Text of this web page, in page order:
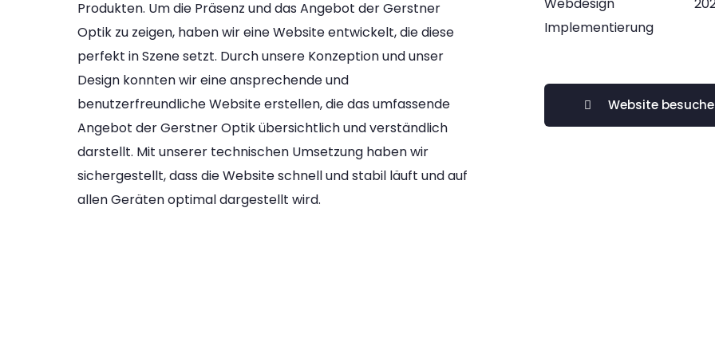
Produkten. Um die Präsenz und das Angebot der Gerstner
Optik zu zeigen, haben wir eine Website entwickelt, die diese
perfekt in Szene setzt. Durch unsere Konzeption und unser
Design konnten wir eine ansprechende und
benutzerfreundliche Website erstellen, die das umfassende
Angebot der Gerstner Optik übersichtlich und verständlich
darstellt. Mit unserer technischen Umsetzung haben wir
sichergestellt, dass die Website schnell und stabil läuft und auf
allen Geräten optimal dargestellt wird.
Implementierung
Website